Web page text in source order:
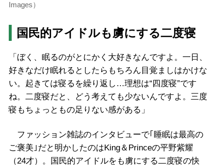
Images）
国民的アイドルも虜にする二度寝
「ぼく、眠るのがとにかく大好きなんですよ。一日、
好きなだけ眠れるとしたらもちろん目覚ましはかけな
い。起きては寝るを繰り返し…理想は“四度寝”です
ね。二度寝だと、どう考えても少ないんですよ。三度
寝もちょっともの足りない感がある」
ファッション雑誌のインタビューで｢睡眠は最高の
ご褒美｣だと明かしたのはKing＆Princeの平野紫耀
（24才）。国民的アイドルをも虜にする二度寝の快